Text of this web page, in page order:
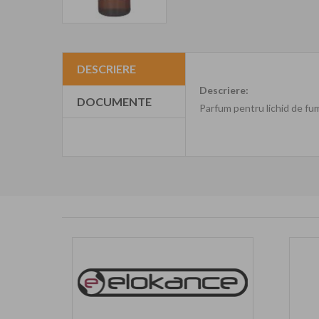
DESCRIERE
DOCUMENTE
Descriere:
Parfum pentru lichid de